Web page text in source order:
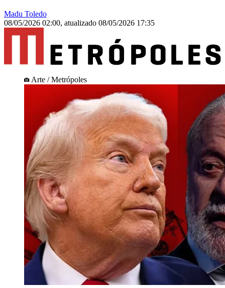
Madu Toledo
08/05/2026 02:00, atualizado 08/05/2026 17:35
Arte / Metrópoles